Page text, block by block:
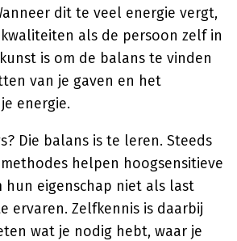
dit te veel energie vergt,
als de persoon zelf in
is om de balans te vinden
van je gaven en het
energie.
Die balans is te leren. Steeds
helpen hoogsensitieve
hun eigenschap niet als last
ervaren. Zelfkennis is daarbij
wat je nodig hebt, waar je